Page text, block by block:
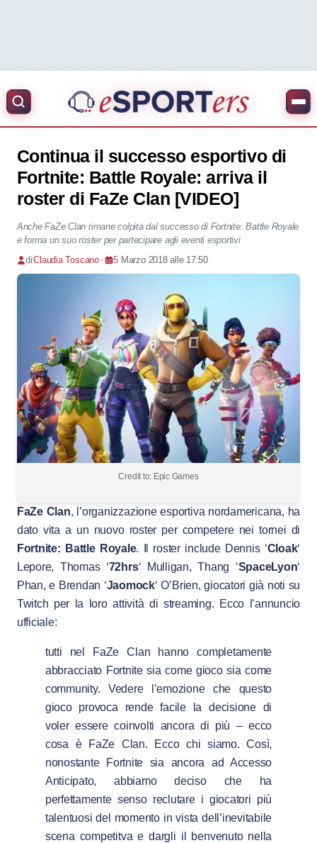
Continua il successo esportivo di
Fortnite: Battle Royale: arriva il
roster di FaZe Clan [VIDEO]
Anche FaZe Clan rimane colpita dal successo di Fortnite: Battle Royale
e forma un suo roster per partecipare agli eventi esportivi
diClaudia Toscano • 5 Marzo 2018 alle 17:50
Credit to: Epic Games
FaZe Clan, l’organizzazione esportiva nordamericana, ha
dato vita a un nuovo roster per competere nei tornei di
Fortnite: Battle Royale. Il roster include Dennis ‘Cloak‘
Lepore, Thomas ‘72hrs‘ Mulligan, Thang ‘SpaceLyon‘
Phan, e Brendan ‘Jaomock‘ O’Brien, giocatori già noti su
Twitch per la loro attività di streaming. Ecco l’annuncio
ufficiale:
tutti nel FaZe Clan hanno completamente
abbracciato Fortnite sia come gioco sia come
community. Vedere l’emozione che questo
gioco provoca rende facile la decisione di
voler essere coinvolti ancora di più – ecco
cosa è FaZe Clan. Ecco chi siamo. Così,
nonostante Fortnite sia ancora ad Accesso
Anticipato, abbiamo deciso che ha
perfettamente senso reclutare i giocatori più
talentuosi del momento in vista dell’inevitabile
scena competitva e dargli il benvenuto nella